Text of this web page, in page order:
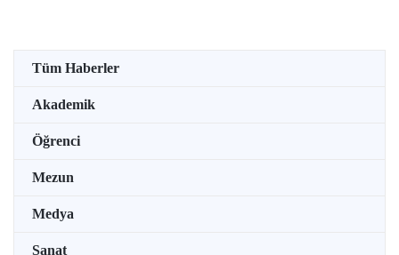
Tüm Haberler
Akademik
Öğrenci
Mezun
Medya
Sanat